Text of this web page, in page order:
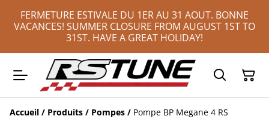
FERMETURE ESTIVALE DU 1ER AU 31 AOUT. BONNE
VACANCES! SUMMER CLOSURE FROM AUGUST 1ST TO
31ST. HAVE A GREAT HOLIDAY!
Accueil / Produits / Pompes / Pompe BP Megane 4 RS